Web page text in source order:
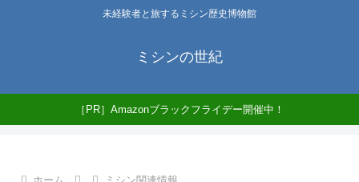
未経験者と旅するミシン歴史博物館
ミシンの世紀
［PR］Amazonブラックフライデー開催中！